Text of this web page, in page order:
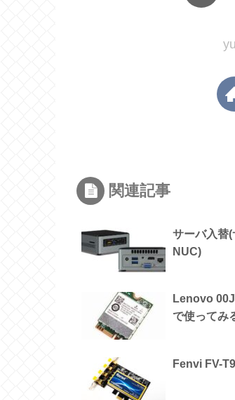
関連記事
サーバ入替(
NUC)
Lenovo
で使ってみ
Fenvi FV-